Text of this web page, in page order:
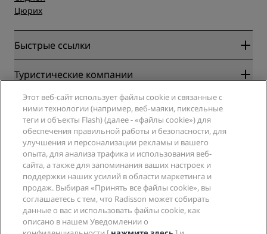
Цюрих
Быстрые ссылки
Radisson Rewards
Blog
Направления
Новые и будущие отели
Приложение Radisson Hotels
Отели со статусом Sports Approved
Отели для семейного отдыха
Охрана здоровья и безопасность
Туристические компании
Партнеры
Турагенты
Компания
Radisson Hotel Group
СМИ
Вакансии в RHG
Вакансии в PPHE
Вакансии в EHL
The Club by RHG
Возможности развития
Социально ответственный бизнес
Юридическая информация
Центр конфиденциальности
Правовая оговорка
Условия и положения программы Radisson Rewards
Соглашение о пользовании сайтом
Цифровая доступность
Заявление о современном рабстве
Помощь
Уведомления для клиентов
Контактная информация
Часто задаваемые вопросы
Карта сайта
Социальные сети
Бренды Radisson Hotels
Этот веб-сайт использует файлы cookie и связанные с
ними технологии (например, веб-маяки, пиксельные
теги и объекты Flash) (далее - «файлы cookie») для
обеспечения правильной работы и безопасности, для
улучшения и персонализации рекламы и вашего
опыта, для анализа трафика и использования веб-
сайта, а также для запоминания ваших настроек и
поддержки наших усилий в области маркетинга и
продаж. Выбирая «Принять все файлы cookie», вы
соглашаетесь с тем, что Radisson может собирать
данные о вас и использовать файлы cookie, как
описано в нашем Уведомлении о